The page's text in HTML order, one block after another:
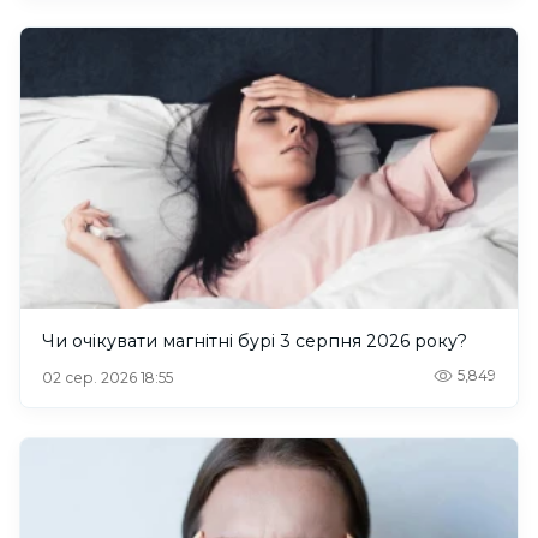
Чи очікувати магнітні бурі 3 серпня 2026 року?
02 сер. 2026 18:55 5,849